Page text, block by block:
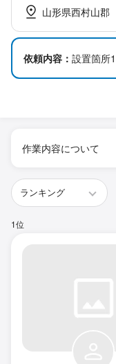
山形県西村山郡
依頼内容： 設置箇所
作業内容について
1位